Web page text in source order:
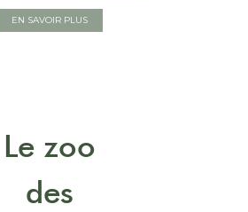
EN SAVOIR PLUS
Le zoo
des